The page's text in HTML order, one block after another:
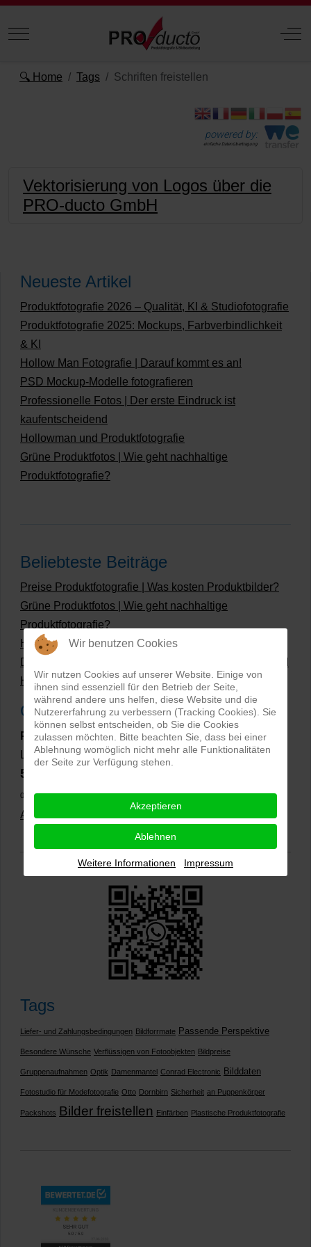
Mobile Menu Toggle Off-
🔍 Home Tags Schriften freistellen
powered by:
einfache Datenübertragung
Vektorisierung von Logos über die
PRO-ducto GmbH
Neueste Artikel
Produktfotografie 2026 – Qualität, KI & Studiofotografie
Produktfotografie 2025: Mockups, Farbverbindlichkeit
& KI
Hollow Man Fotografie | Darauf kommt es an!
PSD Mockup-Modelle fotografieren
Professionelle Fotos | Der erste Eindruck ist
kaufentscheidend
Hollowman und Produktfotografie
Grüne Produktfotos | Wie geht nachhaltige
Produktfotografie?
Beliebteste Beiträge
Preise Produktfotografie | Was kosten Produktbilder?
Grüne Produktfotos | Wie geht nachhaltige
Produktfotografie?
Hollow Man Fotografie | Darauf kommt es an!
Dateiformate und Bilder mit transparentem Hintergrund
Hollowman und Produktfotografie
Google Rezensionen
PRO-ducto GmbH , Fotografie und Bildbearbeitung in
Lichtenau
5,0
02.01.2026)
Alle Rezensionen ansehen
Tags
Liefer- und Zahlungsbedingungen Bildforrmate Passende Perspektive
Besondere Wünsche Verflüssigen von Fotoobjekten Bildpreise
Gruppenaufnahmen Optik Damenmantel Conrad Electronic Bilddaten
Fotostudio für Modefotografie Otto Dornbirn Sicherheit an Puppenkörper
Packshots Bilder freistellen Einfärben Plastische Produktfotografie
Wir benutzen Cookies
Wir nutzen Cookies auf unserer Website. Einige von
ihnen sind essenziell für den Betrieb der Seite,
während andere uns helfen, diese Website und die
Nutzererfahrung zu verbessern (Tracking Cookies). Sie
können selbst entscheiden, ob Sie die Cookies
zulassen möchten. Bitte beachten Sie, dass bei einer
Ablehnung womöglich nicht mehr alle Funktionalitäten
der Seite zur Verfügung stehen.
Akzeptieren
Ablehnen
Weitere Informationen Impressum